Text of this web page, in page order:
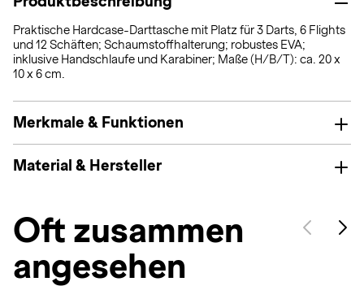
Praktische Hardcase-Darttasche mit Platz für 3 Darts, 6 Flights
und 12 Schäften; Schaumstoffhalterung; robustes EVA;
inklusive Handschlaufe und Karabiner; Maße (H/B/T): ca. 20 x
10 x 6 cm.
Merkmale & Funktionen
Material & Hersteller
Oft zusammen
angesehen